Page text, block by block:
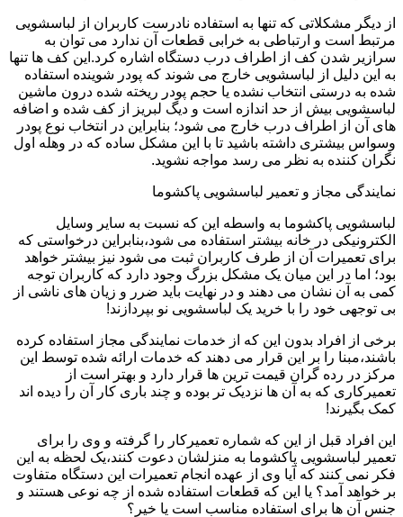
از دیگر مشکلاتی که تنها به استفاده نادرست کاربران از لباسشویی
مرتبط است و ارتباطی به خرابی قطعات آن ندارد می توان به
سرازیر شدن کف از اطراف درب دستگاه اشاره کرد.این کف ها تنها
به این دلیل از لباسشویی خارج می شوند که پودر شوینده استفاده
شده به درستی انتخاب نشده یا حجم پودر ریخته شده درون ماشین
لباسشویی بیش از حد اندازه است و دیگ لبریز از کف شده و اضافه
های آن از اطراف درب خارج می شود؛ بنابراین در انتخاب نوع پودر
وسواس بیشتری داشته باشید تا با این مشکل ساده که در وهله اول
نگران کننده به نظر می رسد مواجه نشوید.
نمایندگی مجاز و تعمیر لباسشویی پاکشوما
لباسشویی پاکشوما به واسطه این که نسبت به سایر وسایل
الکترونیکی در خانه بیشتر استفاده می شود،بنابراین درخواستی که
برای تعمیرات آن از طرف کاربران ثبت می شود نیز بیشتر خواهد
بود؛ اما در این میان یک مشکل بزرگ وجود دارد که کاربران توجه
کمی به آن نشان می دهند و در نهایت باید ضرر و زیان های ناشی از
بی توجهی خود را با خرید یک لباسشویی نو بپردازند!
برخی از افراد بدون این که از خدمات نمایندگی مجاز استفاده کرده
باشند،مبنا را بر این قرار می دهند که خدمات ارائه شده توسط این
مرکز در رده گران قیمت ترین ها قرار دارد و بهتر است از
تعمیرکاری که به آن ها نزدیک تر بوده و چند باری کار آن را دیده اند
کمک بگیرند!
این افراد قبل از این که شماره تعمیرکار را گرفته و وی را برای
تعمیر لباسشویی پاکشوما به منزلشان دعوت کنند،یک لحظه به این
فکر نمی کنند که آیا وی از عهده انجام تعمیرات این دستگاه متفاوت
بر خواهد آمد؟ یا این که قطعات استفاده شده از چه نوعی هستند و
جنس آن ها برای استفاده مناسب است یا خیر؟